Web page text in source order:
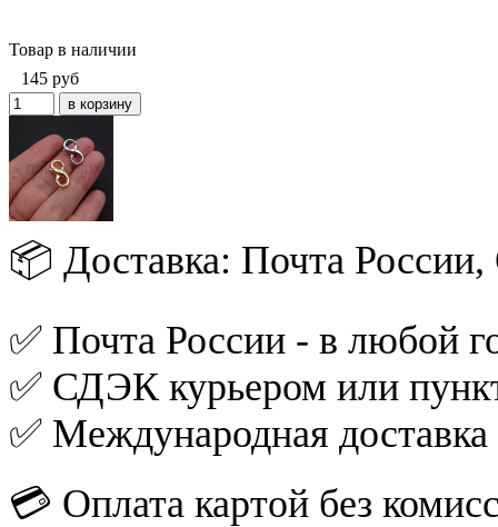
Товар в наличии
145 руб
📦 Доставка: Почта
✅ Почта России - в любой
✅ СДЭК курьером или
✅ Международная
💳 Оплата картой без